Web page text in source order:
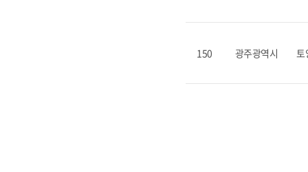
150 광주광역시 토